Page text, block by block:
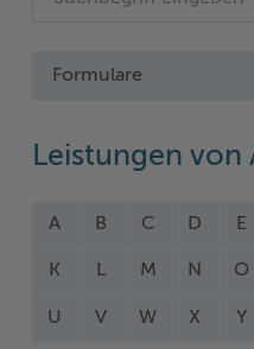
Formulare
Leistungen von
A B C D E
K L M N O
U V W X Y